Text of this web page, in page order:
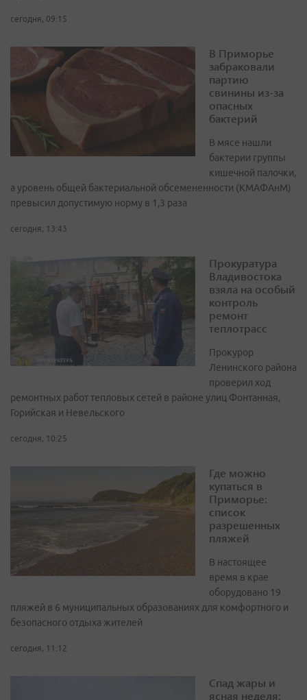
сегодня, 09:15
В Приморье
забраковали
партию
свинины из-за
опасных
бактерий
В мясе нашли
бактерии группы
кишечной палочки,
а уровень общей бактериальной обсемененности (КМАФАнМ)
превысил допустимую норму в 1,3 раза
сегодня, 13:43
Прокуратура
Владивостока
взяла на особый
контроль
ремонт
теплотрасс
Прокурор
Ленинского района
проверил ход
ремонтных работ тепловых сетей в районе улиц Фонтанная,
Горийская и Невельского
сегодня, 10:25
Где можно
купаться в
Приморье:
список
разрешенных
пляжей
В настоящее
время в крае
оборудовано 19
пляжей в 6 муниципальных образованиях для комфортного и
безопасного отдыха жителей
сегодня, 11:12
Спад жары и
ясная неделя: